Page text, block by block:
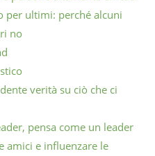
per ultimi: perché alcuni
no
verità su ciò che ci
pensa come un leader
amici e influenzare le